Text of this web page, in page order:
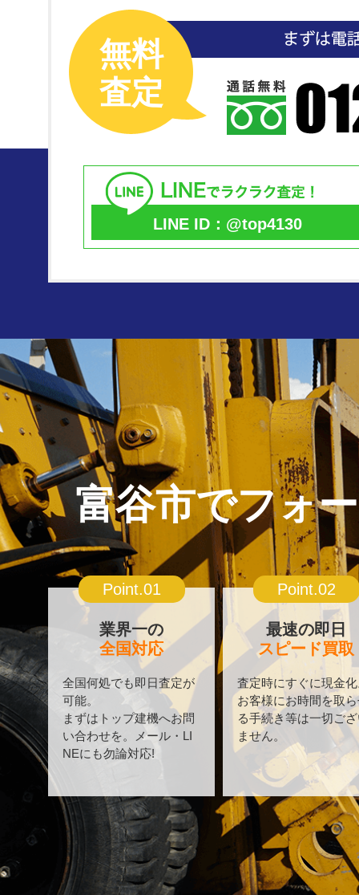
無料
査定
LINE ID：@top4130
富谷市でフォ
Point.01
業界一の
全国対応
全国何処でも即日査定が
可能。
まずはトップ建機へお問
い合わせを。メール・LI
NEにも勿論対応!
Point.02
最速の即日
スピード買取
査定時にすぐに現金
お客様にお時間を取
る手続き等は一切ご
ません。